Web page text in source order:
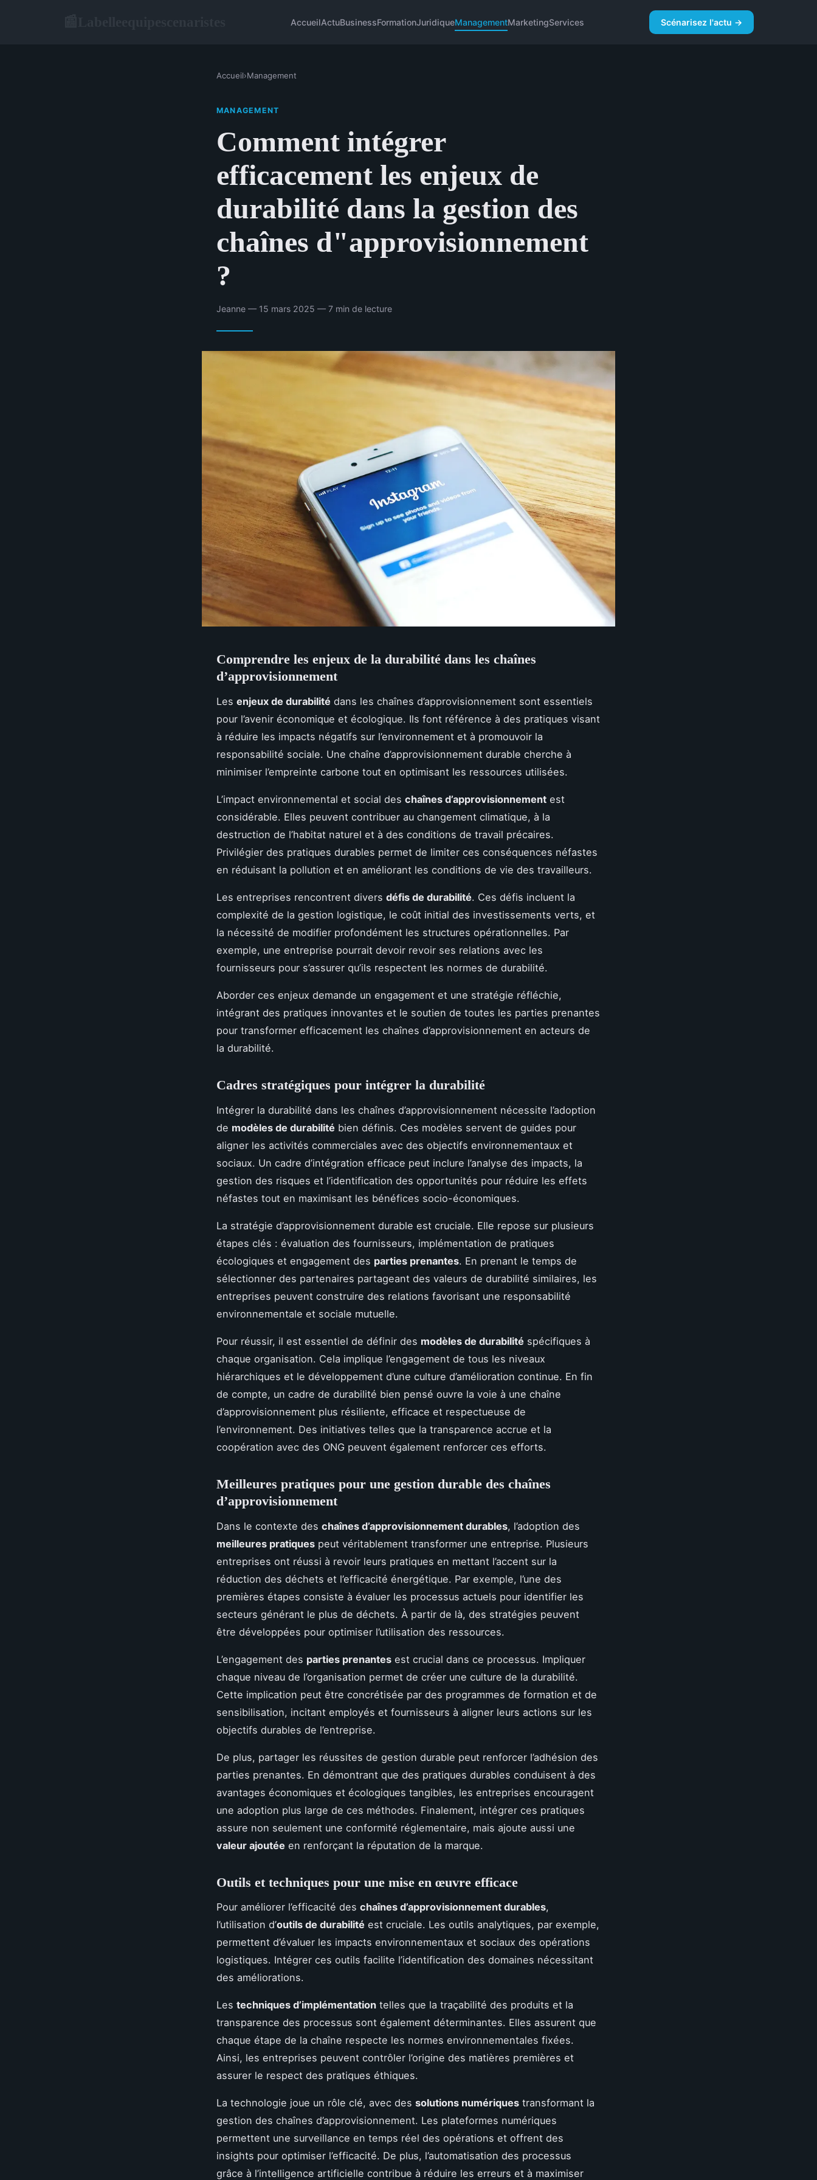
AccueilActuBusinessFormationJuridiqueManagementMarketingServices Scénarisez l'actu →
Accueil›Management
MANAGEMENT
Comment intégrer
efficacement les enjeux de
durabilité dans la gestion des
chaînes d"approvisionnement
?
Jeanne — 15 mars 2025 — 7 min de lecture
Comprendre les enjeux de la durabilité dans les chaînes
d’approvisionnement
Les enjeux de durabilité dans les chaînes d’approvisionnement sont essentiels
pour l’avenir économique et écologique. Ils font référence à des pratiques visant
à réduire les impacts négatifs sur l’environnement et à promouvoir la
responsabilité sociale. Une chaîne d’approvisionnement durable cherche à
minimiser l’empreinte carbone tout en optimisant les ressources utilisées.
L’impact environnemental et social des chaînes d’approvisionnement est
considérable. Elles peuvent contribuer au changement climatique, à la
destruction de l’habitat naturel et à des conditions de travail précaires.
Privilégier des pratiques durables permet de limiter ces conséquences néfastes
en réduisant la pollution et en améliorant les conditions de vie des travailleurs.
Les entreprises rencontrent divers défis de durabilité. Ces défis incluent la
complexité de la gestion logistique, le coût initial des investissements verts, et
la nécessité de modifier profondément les structures opérationnelles. Par
exemple, une entreprise pourrait devoir revoir ses relations avec les
fournisseurs pour s’assurer qu’ils respectent les normes de durabilité.
Aborder ces enjeux demande un engagement et une stratégie réfléchie,
intégrant des pratiques innovantes et le soutien de toutes les parties prenantes
pour transformer efficacement les chaînes d’approvisionnement en acteurs de
la durabilité.
Cadres stratégiques pour intégrer la durabilité
Intégrer la durabilité dans les chaînes d’approvisionnement nécessite l’adoption
de modèles de durabilité bien définis. Ces modèles servent de guides pour
aligner les activités commerciales avec des objectifs environnementaux et
sociaux. Un cadre d’intégration efficace peut inclure l’analyse des impacts, la
gestion des risques et l’identification des opportunités pour réduire les effets
néfastes tout en maximisant les bénéfices socio-économiques.
La stratégie d’approvisionnement durable est cruciale. Elle repose sur plusieurs
étapes clés : évaluation des fournisseurs, implémentation de pratiques
écologiques et engagement des parties prenantes. En prenant le temps de
sélectionner des partenaires partageant des valeurs de durabilité similaires, les
entreprises peuvent construire des relations favorisant une responsabilité
environnementale et sociale mutuelle.
Pour réussir, il est essentiel de définir des modèles de durabilité spécifiques à
chaque organisation. Cela implique l’engagement de tous les niveaux
hiérarchiques et le développement d’une culture d’amélioration continue. En fin
de compte, un cadre de durabilité bien pensé ouvre la voie à une chaîne
d’approvisionnement plus résiliente, efficace et respectueuse de
l’environnement. Des initiatives telles que la transparence accrue et la
coopération avec des ONG peuvent également renforcer ces efforts.
Meilleures pratiques pour une gestion durable des chaînes
d’approvisionnement
Dans le contexte des chaînes d’approvisionnement durables, l’adoption des
meilleures pratiques peut véritablement transformer une entreprise. Plusieurs
entreprises ont réussi à revoir leurs pratiques en mettant l’accent sur la
réduction des déchets et l’efficacité énergétique. Par exemple, l’une des
premières étapes consiste à évaluer les processus actuels pour identifier les
secteurs générant le plus de déchets. À partir de là, des stratégies peuvent
être développées pour optimiser l’utilisation des ressources.
L’engagement des parties prenantes est crucial dans ce processus. Impliquer
chaque niveau de l’organisation permet de créer une culture de la durabilité.
Cette implication peut être concrétisée par des programmes de formation et de
sensibilisation, incitant employés et fournisseurs à aligner leurs actions sur les
objectifs durables de l’entreprise.
De plus, partager les réussites de gestion durable peut renforcer l’adhésion des
parties prenantes. En démontrant que des pratiques durables conduisent à des
avantages économiques et écologiques tangibles, les entreprises encouragent
une adoption plus large de ces méthodes. Finalement, intégrer ces pratiques
assure non seulement une conformité réglementaire, mais ajoute aussi une
valeur ajoutée en renforçant la réputation de la marque.
Outils et techniques pour une mise en œuvre efficace
Pour améliorer l’efficacité des chaînes d’approvisionnement durables,
l’utilisation d’outils de durabilité est cruciale. Les outils analytiques, par exemple,
permettent d’évaluer les impacts environnementaux et sociaux des opérations
logistiques. Intégrer ces outils facilite l’identification des domaines nécessitant
des améliorations.
Les techniques d’implémentation telles que la traçabilité des produits et la
transparence des processus sont également déterminantes. Elles assurent que
chaque étape de la chaîne respecte les normes environnementales fixées.
Ainsi, les entreprises peuvent contrôler l’origine des matières premières et
assurer le respect des pratiques éthiques.
La technologie joue un rôle clé, avec des solutions numériques transformant la
gestion des chaînes d’approvisionnement. Les plateformes numériques
permettent une surveillance en temps réel des opérations et offrent des
insights pour optimiser l’efficacité. De plus, l’automatisation des processus
grâce à l’intelligence artificielle contribue à réduire les erreurs et à maximiser